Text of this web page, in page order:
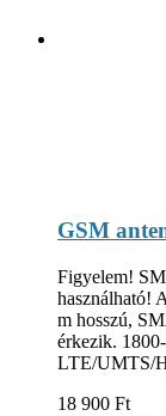
GSM
Figyelem!
használható!
m hosszú,
érkezik.
LTE/UMTS/
18 900 Ft